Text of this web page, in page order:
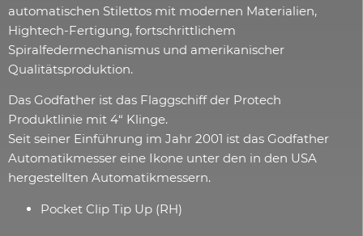
automatischen Stilettos mit modernen Materialien,
Hightech-Fertigung, fortschrittlichem
Spiralfedermechanismus und amerikanischer
Qualitätsproduktion.
Das Godfather ist das Flaggschiff der Protech
Produktlinie mit 4“ Klinge.
Seit seiner Einführung im Jahr 2001 ist das Godfather
Automatikmesser eine Ikone unter den in den USA
hergestellten Automatikmessern.
Pocket Clip Tip Up (RH)